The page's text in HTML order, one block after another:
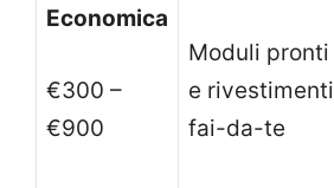
Economica
€300 –
€900
Moduli pronti
e rivestimenti
fai-da-te